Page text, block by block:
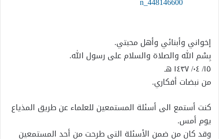
إخواني وأبنائي وأهل محبتي.
بِسْم الله والصلاة والسلام على رسول الله.
١٥/ ٠٤/ ١٤٣٧ هـ
من نبضات أفكاري.
كنت أستمع الى أسئلة المستمعين للعلماء عن طريق المذياع
يوم أمس.
وقد كان من ضمن الأسئلة التي طرحت من أحد المستمعين